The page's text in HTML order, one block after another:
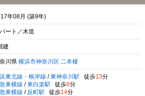
年08月 (築9年)
ート／木造
建
川県 横浜市神奈川区 二本榎
東北線・根岸線 / 東神奈川駅 徒歩13分
東横線 / 東白楽駅 徒歩8分
東横線 / 反町駅 徒歩14分